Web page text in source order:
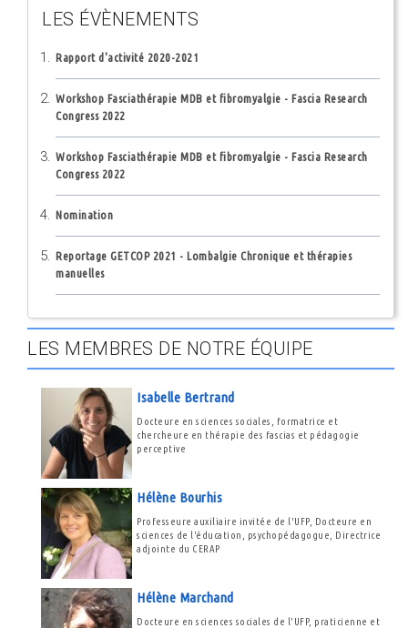
LES ÉVÈNEMENTS
Rapport d'activité 2020-2021
Workshop Fasciathérapie MDB et fibromyalgie - Fascia Research
Congress 2022
Workshop Fasciathérapie MDB et fibromyalgie - Fascia Research
Congress 2022
Nomination
Reportage GETCOP 2021 - Lombalgie Chronique et thérapies
manuelles
LES MEMBRES DE NOTRE ÉQUIPE
Isabelle Bertrand
Docteure en sciences sociales, formatrice et
chercheure en thérapie des fascias et pédagogie
perceptive
Hélène Bourhis
Professeure auxiliaire invitée de l'UFP, Docteure en
sciences de l'éducation, psychopédagogue, Directrice
adjointe du CERAP
Hélène Marchand
Docteure en sciences sociales de l'UFP, praticienne et